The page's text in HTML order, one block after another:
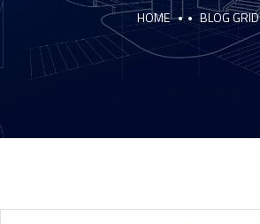
HOME BLOG GRID